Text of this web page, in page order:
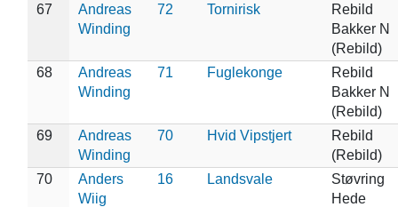
67
Andreas
Winding
72 Tornirisk
Rebild
Bakker N
(Rebild)
68
Andreas
Winding
71 Fuglekonge
Rebild
Bakker N
(Rebild)
69
Andreas
Winding
70 Hvid Vipstjert
Rebild
(Rebild)
70
Anders
Wiig
16 Landsvale
Støvring
Hede